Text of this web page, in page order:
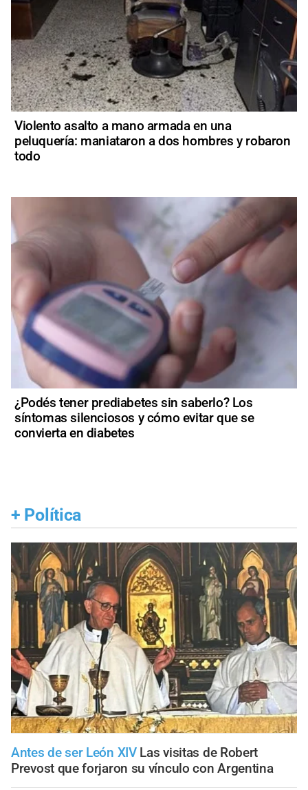
Violento asalto a mano armada en una
peluquería: maniataron a dos hombres y robaron
todo
¿Podés tener prediabetes sin saberlo? Los
síntomas silenciosos y cómo evitar que se
convierta en diabetes
+ Política
Antes de ser León XIV Las visitas de Robert
Prevost que forjaron su vínculo con Argentina